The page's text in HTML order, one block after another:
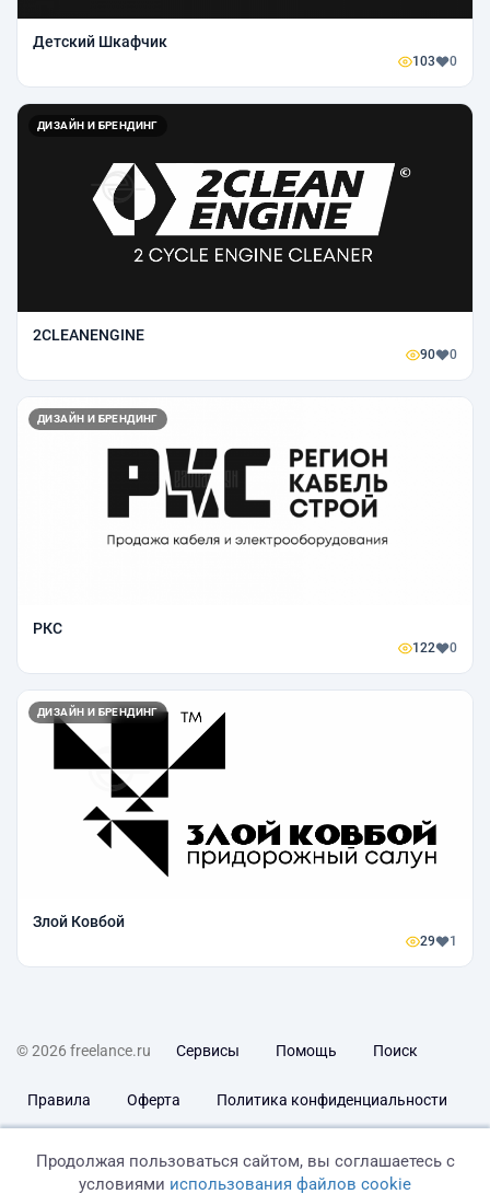
Детский Шкафчик
103 0
ДИЗАЙН И БРЕНДИНГ
2CLEANENGINE
90 0
ДИЗАЙН И БРЕНДИНГ
РКС
122 0
ДИЗАЙН И БРЕНДИНГ
Злой Ковбой
29 1
© 2026 freelance.ru Сервисы Помощь Поиск
Правила Оферта Политика конфиденциальности
Продолжая пользоваться сайтом, вы соглашаетесь с
условиями использования файлов cookie